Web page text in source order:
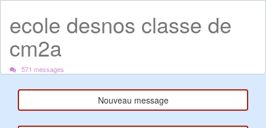
ecole desnos classe de
cm2a
571 messages
Nouveau message